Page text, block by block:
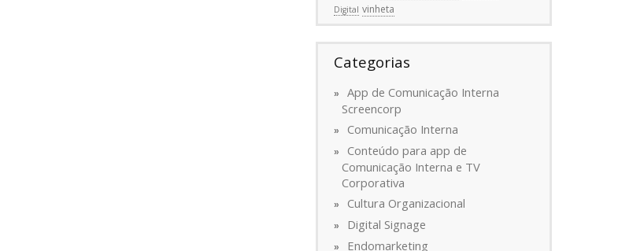
Digital vinheta
Categorias
App de Comunicação Interna
Screencorp
Comunicação Interna
Conteúdo para app de
Comunicação Interna e TV
Corporativa
Cultura Organizacional
Digital Signage
Endomarketing